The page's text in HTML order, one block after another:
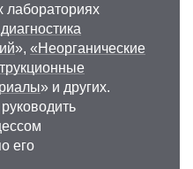
лабораториях
», «Неорганические
» и других.
его